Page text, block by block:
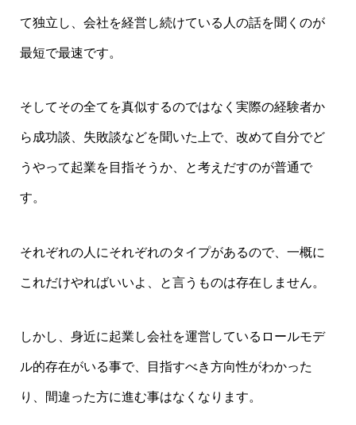
て独立し、会社を経営し続けている人の話を聞くのが
最短で最速です。
そしてその全てを真似するのではなく実際の経験者か
ら成功談、失敗談などを聞いた上で、改めて自分でど
うやって起業を目指そうか、と考えだすのが普通で
す。
それぞれの人にそれぞれのタイプがあるので、一概に
これだけやればいいよ、と言うものは存在しません。
しかし、身近に起業し会社を運営しているロールモデ
ル的存在がいる事で、目指すべき方向性がわかった
り、間違った方に進む事はなくなります。